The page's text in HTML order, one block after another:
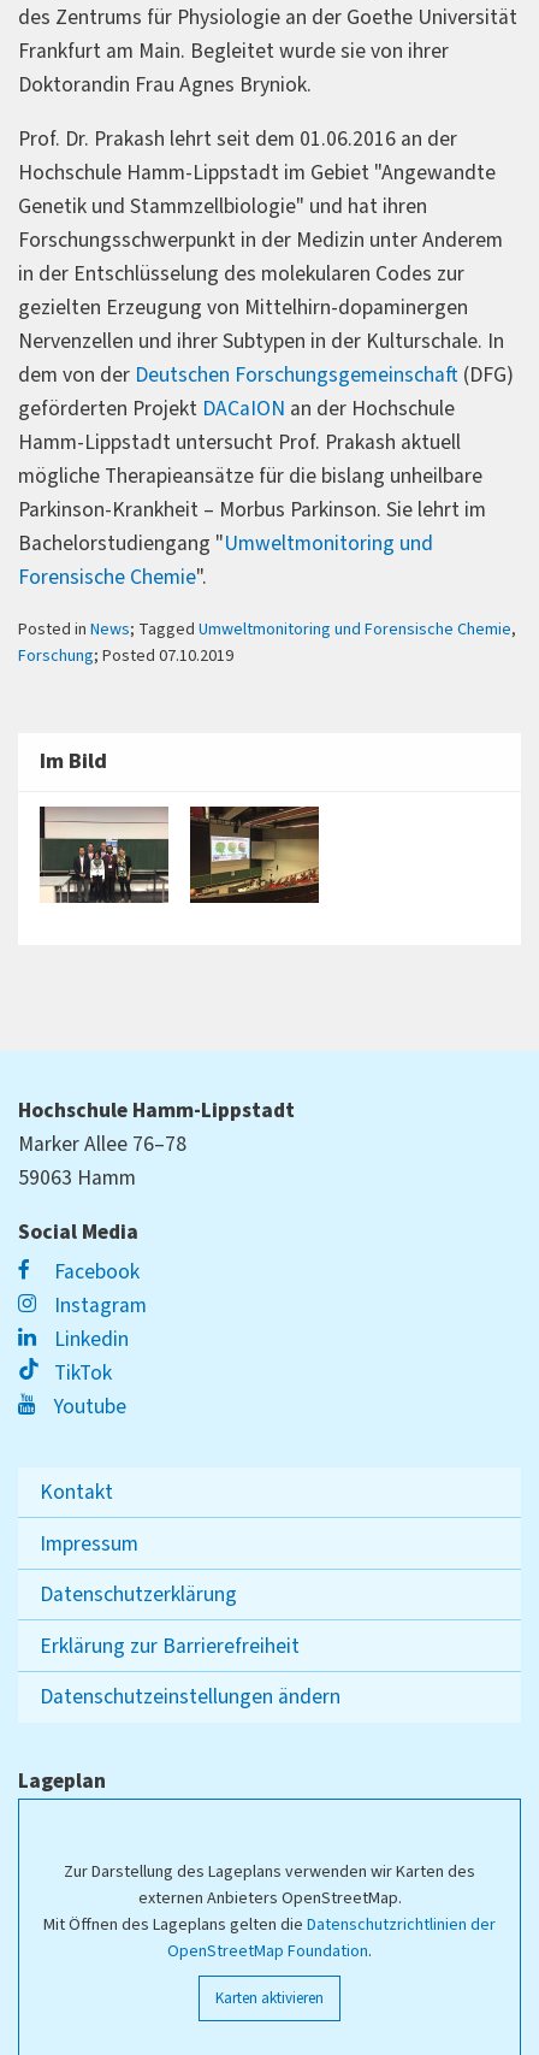
des Zentrums für Physiologie an der Goethe Universität
Frankfurt am Main. Begleitet wurde sie von ihrer
Doktorandin Frau Agnes Bryniok.
Prof. Dr. Prakash lehrt seit dem 01.06.2016 an der
Hochschule Hamm-Lippstadt im Gebiet "Angewandte
Genetik und Stammzellbiologie" und hat ihren
Forschungsschwerpunkt in der Medizin unter Anderem
in der Entschlüsselung des molekularen Codes zur
gezielten Erzeugung von Mittelhirn-dopaminergen
Nervenzellen und ihrer Subtypen in der Kulturschale. In
dem von der Deutschen Forschungsgemeinschaft (DFG)
geförderten Projekt DACaION an der Hochschule
Hamm-Lippstadt untersucht Prof. Prakash aktuell
mögliche Therapieansätze für die bislang unheilbare
Parkinson-Krankheit – Morbus Parkinson. Sie lehrt im
Bachelorstudiengang "Umweltmonitoring und
Forensische Chemie".
Posted in News; Tagged Umweltmonitoring und Forensische Chemie,
Forschung; Posted 07.10.2019
Im Bild
Hochschule Hamm-Lippstadt
Marker Allee 76–78
59063 Hamm
Social Media
Facebook
Instagram
Linkedin
TikTok
Youtube
Kontakt
Impressum
Datenschutzerklärung
Erklärung zur Barrierefreiheit
Datenschutzeinstellungen ändern
Lageplan
Zur Darstellung des Lageplans verwenden wir Karten des
externen Anbieters OpenStreetMap.
Mit Öffnen des Lageplans gelten die Datenschutzrichtlinien der
OpenStreetMap Foundation.
Karten aktivieren